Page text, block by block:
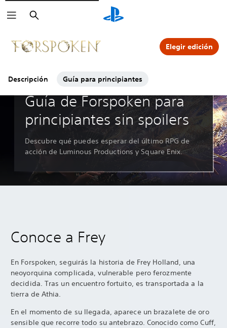
Buscar
Descripción Guía para principiantes
Elegir edición
Guías y editoriales
Guía de Forspoken para
principiantes sin spoilers
Descubre qué puedes esperar del último RPG de
acción de Luminous Productions y Square Enix.
Conoce a Frey
En Forspoken, seguirás la historia de Frey Holland, una
neoyorquina complicada, vulnerable pero ferozmente
decidida. Tras un encuentro fortuito, es transportada a la
tierra de Athia.
En el momento de su llegada, aparece un brazalete de oro
sensible que recorre todo su antebrazo. Conocido como Cuff,
Haz clic sobre los iconos de